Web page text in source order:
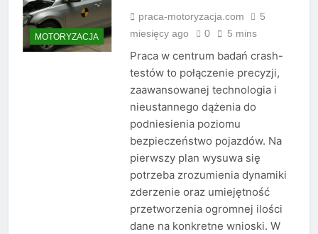
MOTORYZACJA
praca-motoryzacja.com
5
miesięcy ago
0 5 mins
Praca w centrum badań crash-
testów to połączenie precyzji,
zaawansowanej technologia i
nieustannego dążenia do
podniesienia poziomu
bezpieczeństwo pojazdów. Na
pierwszy plan wysuwa się
potrzeba zrozumienia dynamiki
zderzenie oraz umiejętność
przetworzenia ogromnej ilości
dane na konkretne wnioski. W